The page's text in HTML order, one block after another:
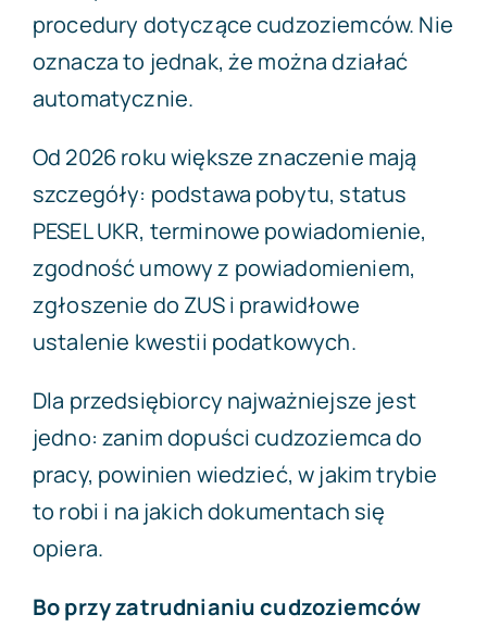
procedury dotyczące cudzoziemców. Nie
oznacza to jednak, że można działać
automatycznie.
Od 2026 roku większe znaczenie mają
szczegóły: podstawa pobytu, status
PESEL UKR, terminowe powiadomienie,
zgodność umowy z powiadomieniem,
zgłoszenie do ZUS i prawidłowe
ustalenie kwestii podatkowych.
Dla przedsiębiorcy najważniejsze jest
jedno: zanim dopuści cudzoziemca do
pracy, powinien wiedzieć, w jakim trybie
to robi i na jakich dokumentach się
opiera.
Bo przy zatrudnianiu cudzoziemców